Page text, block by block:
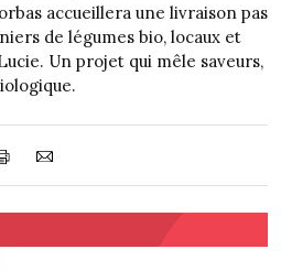
accueillera une livraison pas
de légumes bio, locaux et
Un projet qui mêle saveurs,